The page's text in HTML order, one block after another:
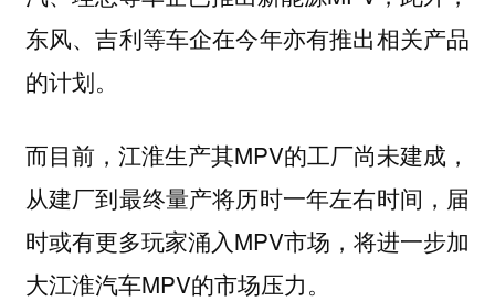
东风、吉利等车企在今年亦有推出相关产品
的计划。
而目前，江淮生产其MPV的工厂尚未建成，
从建厂到最终量产将历时一年左右时间，届
时或有更多玩家涌入MPV市场，将进一步加
大江淮汽车MPV的市场压力。